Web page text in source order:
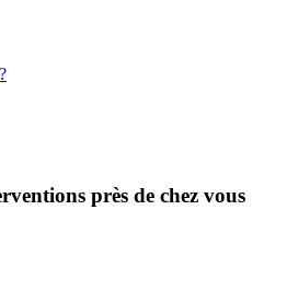
près de chez vous